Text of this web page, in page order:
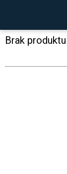
Brak produktu